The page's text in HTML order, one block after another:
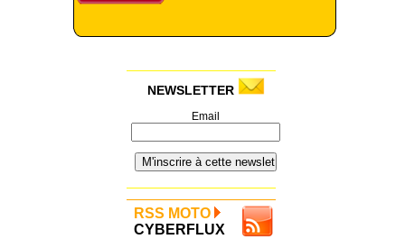
NEWSLETTER
Email
RSS MOTO
CYBERFLUX